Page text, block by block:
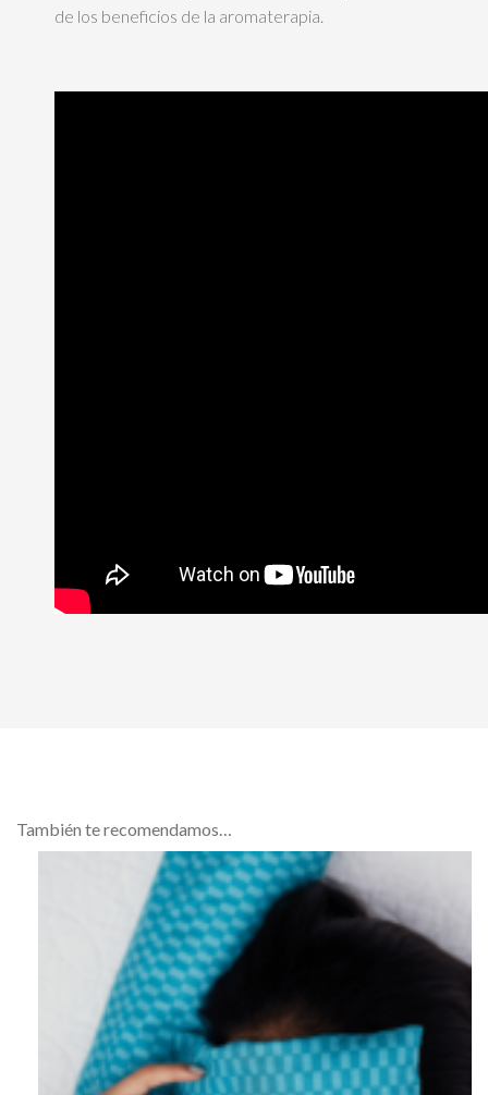
de los beneficios de la aromaterapia.
También te recomendamos…